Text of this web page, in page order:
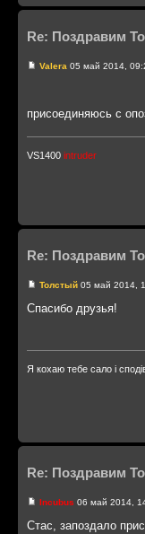
Re: Поздравим
Valera 05 май 2014,
присоединяюсь с
VS1400 intruder
Re: Поздравим
Толстый 05 май 2014,
Спасибо друзья!
Я кохаю тебе сало і
Re: Поздравим
Incubus 06 май 2014,
Стас, запоздало